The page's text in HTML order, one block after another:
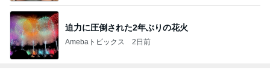
迫力に圧倒された2年ぶりの花火
Amebaトピックス 2日前